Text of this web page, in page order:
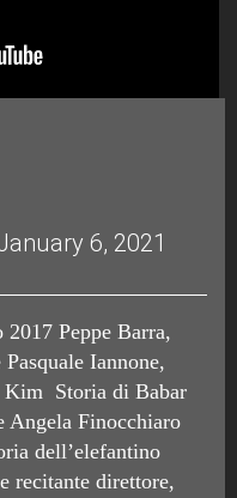
6, 2021
2017 Peppe Barra,
Iannone,
Kim Storia di Babar
Angela Finocchiaro
dell’elefantino
recitante direttore,